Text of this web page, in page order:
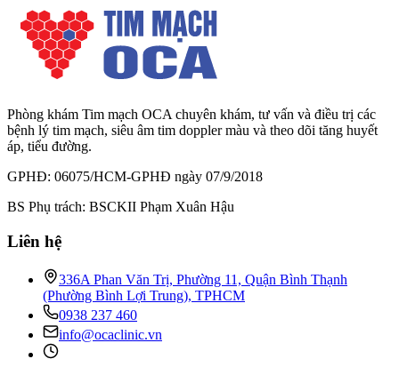
Phòng khám Tim mạch OCA chuyên khám, tư vấn và điều trị các
bệnh lý tim mạch, siêu âm tim doppler màu và theo dõi tăng huyết
áp, tiểu đường.
GPHĐ: 06075/HCM-GPHĐ ngày 07/9/2018
BS Phụ trách: BSCKII Phạm Xuân Hậu
Liên hệ
336A Phan Văn Trị, Phường 11, Quận Bình Thạnh
(Phường Bình Lợi Trung), TPHCM
0938 237 460
info@ocaclinic.vn